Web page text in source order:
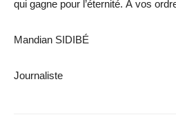
qui gagne pour l’éternité. À vos
Mandian SIDIBÉ
Journaliste